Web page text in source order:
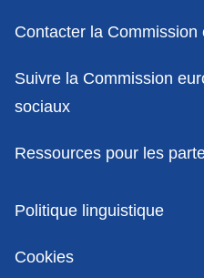
Contacter la Commission
Suivre la Commission
sociaux
Ressources pour les
Politiques
Politique linguistique
Cookies